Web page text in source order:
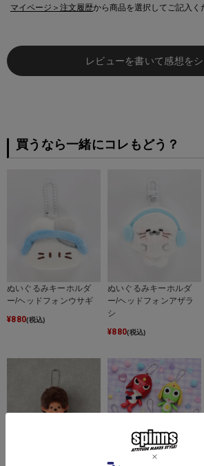
マイページ＞注文履歴から商品を選択してご記入
レビューを書いて感想を
買うなら一緒にコレもどう？
ぬいぐるみキーホルダ
ー/ヘッドフォンウサギ
¥880(税込)
ぬいぐるみキーホルダ
ー/ヘッドフォンアザラ
シ
¥880(税込)